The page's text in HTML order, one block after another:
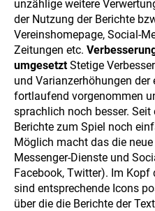
unzählige weitere
der Nutzung der Berichte
Vereinshomepage, Social-
Zeitungen etc.
umgesetztStetige
und Varianzerhöhungen der
fortlaufend vorgenommen
sprachlich noch besser.
Berichte zum Spiel noch
Möglich macht das die neue
Messenger-Dienste und
Facebook, Twitter). Im
sind entsprechende Icons
über die die Berichte der